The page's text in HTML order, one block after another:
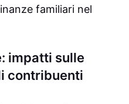
familiari nel
impatti sulle
contribuenti